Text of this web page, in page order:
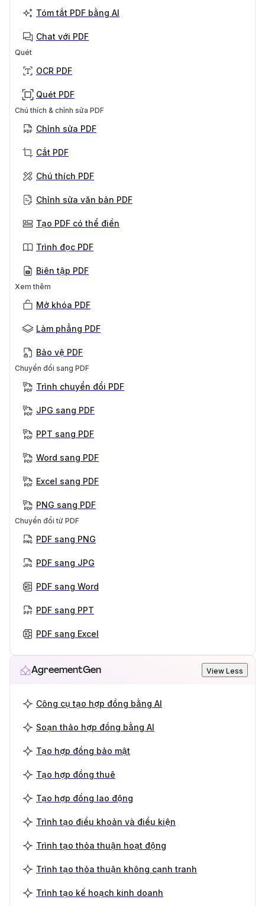
Tóm tắt PDF bằng AI
Chat với PDF
Quét
OCR PDF
Quét PDF
Chú thích & chỉnh sửa PDF
Chỉnh sửa PDF
Cắt PDF
Chú thích PDF
Chỉnh sửa văn bản PDF
Tạo PDF có thể điền
Trình đọc PDF
Biên tập PDF
Xem thêm
Mở khóa PDF
Làm phẳng PDF
Bảo vệ PDF
Chuyển đổi sang PDF
Trình chuyển đổi PDF
JPG sang PDF
PPT sang PDF
Word sang PDF
Excel sang PDF
PNG sang PDF
Chuyển đổi từ PDF
PDF sang PNG
PDF sang JPG
PDF sang Word
PDF sang PPT
PDF sang Excel
AgreementGen View Less
Công cụ tạo hợp đồng bằng AI
Soạn thảo hợp đồng bằng AI
Tạo hợp đồng bảo mật
Tạo hợp đồng thuê
Tạo hợp đồng lao động
Trình tạo điều khoản và điều kiện
Trình tạo thỏa thuận hoạt động
Trình tạo thỏa thuận không cạnh tranh
Trình tạo kế hoạch kinh doanh